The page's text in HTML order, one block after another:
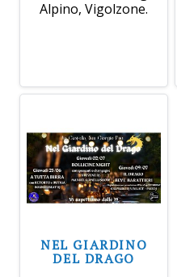
Alpino, Vigolzone.
NEL GIARDINO
DEL DRAGO